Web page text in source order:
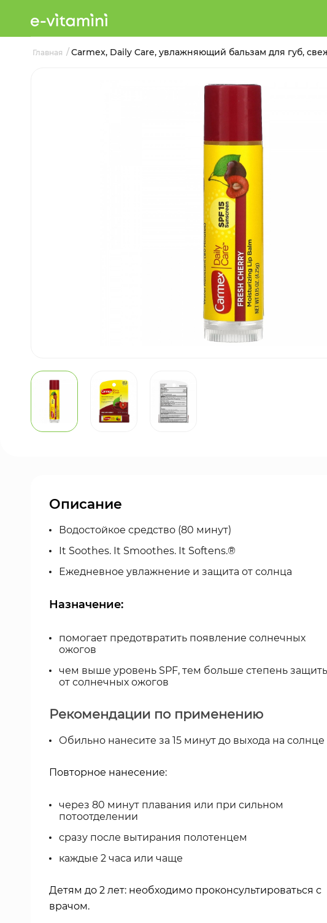
Главная /Carmex, Daily Care, увлажняющий бальзам для губ,
Описание
Водостойкое средство (80 минут)
It Soothes. It Smoothes. It Softens.®
Ежедневное увлажнение и защита от солнца
Назначение:
помогает предотвратить появление солнечных
ожогов
чем выше уровень SPF, тем больше степень
от солнечных ожогов
Рекомендации по применению
Обильно нанесите за 15 минут до выхода на солнце
Повторное нанесение:
через 80 минут плавания или при сильном
потоотделении
сразу после вытирания полотенцем
каждые 2 часа или чаще
Детям до 2 лет: необходимо проконсультироваться с
врачом.